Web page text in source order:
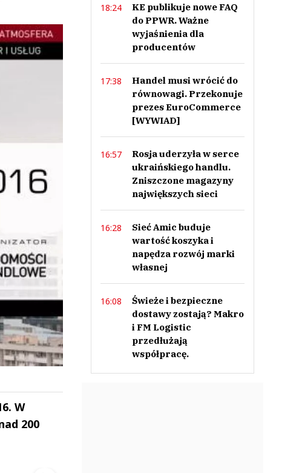
W
200
18:24
KE publikuje nowe FAQ
do PPWR. Ważne
wyjaśnienia dla
producentów
17:38
Handel musi wrócić do
równowagi. Przekonuje
prezes EuroCommerce
[WYWIAD]
16:57
Rosja uderzyła w serce
ukraińskiego handlu.
Zniszczone magazyny
największych sieci
16:28
Sieć Amic buduje
wartość koszyka i
napędza rozwój marki
własnej
16:08
Świeże i bezpieczne
dostawy zostają? Makro
i FM Logistic
przedłużają
współpracę.